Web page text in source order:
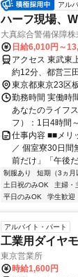
アル
ハーフ現場、
大真綜合警備保障
日給6,010円～
アクセス 東武東
約12分、都営三
増駅、下赤塚駅
東京都東京23区
勤務時間 実働時
あなたのライフ
フ）：1日4時間
仕事内容 ■■メリ
／ 個室寮30日間
前だけ」「午後
制服あり 短期（3ヵ月
土日祝のみOK
主婦・
平日のみOK
学生歓迎
アルバイト・パート
工業用ダイヤ
東京営業所
時給1,600円